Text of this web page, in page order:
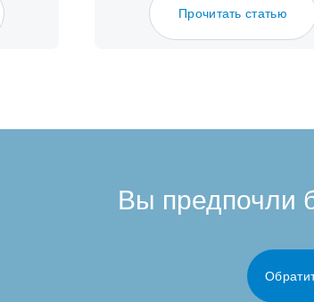
Прочитать статью
Вы предпочли